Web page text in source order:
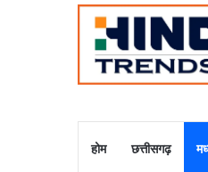
होम छत्तीसगढ़